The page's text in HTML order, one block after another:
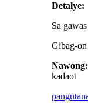
Detalye:
Sa
Gibag-
Nawong:
kadaot